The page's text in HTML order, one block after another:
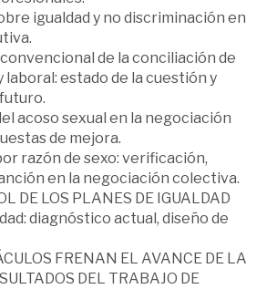
igualdad y no discriminación en
de la conciliación de
laboral: estado de la cuestión y
acoso sexual en la negociación
de mejora.
razón de sexo: verificación,
en la negociación colectiva.
DE LOS PLANES DE IGUALDAD
diagnóstico actual, diseño de
FRENAN EL AVANCE DE LA
DEL TRABAJO DE